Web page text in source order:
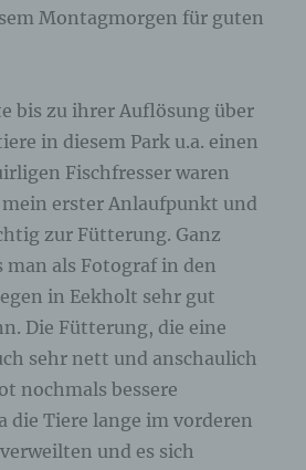
Montagmorgen für guten
bis zu ihrer Auflösung über
in diesem Park u.a. einen
Fischfresser waren
erster Anlaufpunkt und
zur Fütterung. Ganz
man als Fotograf in den
in Eekholt sehr gut
Die Fütterung, die eine
sehr nett und anschaulich
nochmals bessere
die Tiere lange im vorderen
und es sich